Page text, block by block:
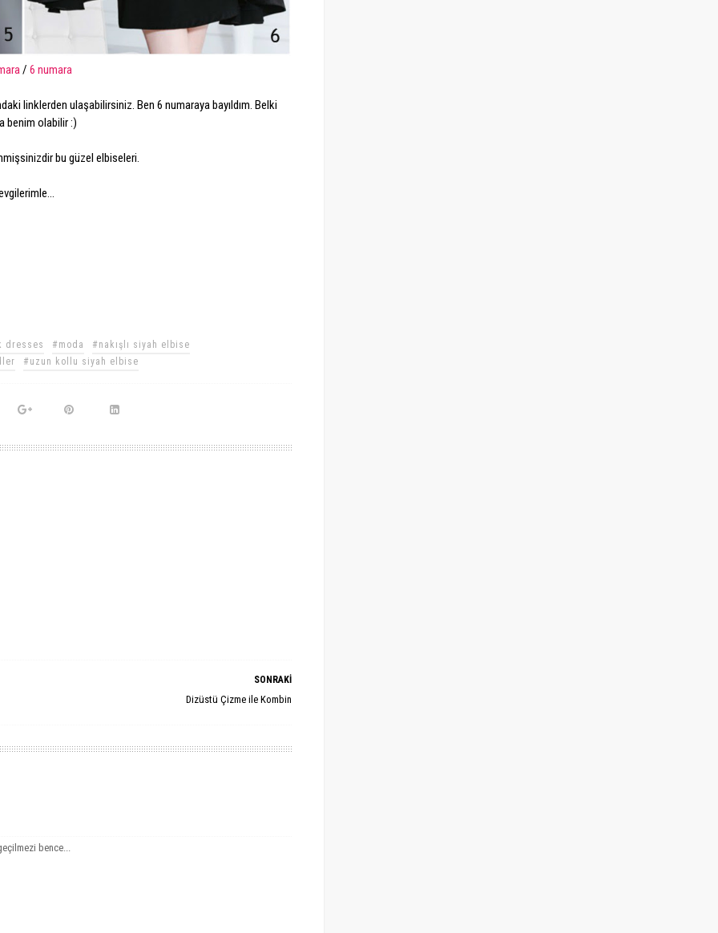
/ 6 numara
linklerden ulaşabilirsiniz. Ben 6 numaraya bayıldım. Belki
benim olabilir :)
bu güzel elbiseleri.
dresses #moda
#nakışlı siyah elbise
#uzun kollu siyah elbise
SONRAKİ
Dizüstü Çizme ile Kombin
bence...